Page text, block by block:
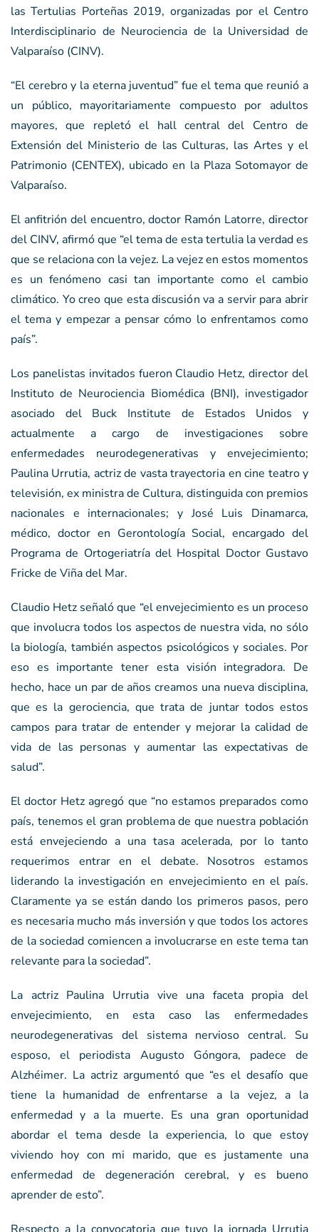
las Tertulias Porteñas 2019, organizadas por el Centro
Interdisciplinario de Neurociencia de la Universidad de
Valparaíso (CINV).
“El cerebro y la eterna juventud” fue el tema que reunió a
un público, mayoritariamente compuesto por adultos
mayores, que repletó el hall central del Centro de
Extensión del Ministerio de las Culturas, las Artes y el
Patrimonio (CENTEX), ubicado en la Plaza Sotomayor de
Valparaíso.
El anfitrión del encuentro, doctor Ramón Latorre, director
del CINV, afirmó que “el tema de esta tertulia la verdad es
que se relaciona con la vejez. La vejez en estos momentos
es un fenómeno casi tan importante como el cambio
climático. Yo creo que esta discusión va a servir para abrir
el tema y empezar a pensar cómo lo enfrentamos como
país”.
Los panelistas invitados fueron Claudio Hetz, director del
Instituto de Neurociencia Biomédica (BNI), investigador
asociado del Buck Institute de Estados Unidos y
actualmente a cargo de investigaciones sobre
enfermedades neurodegenerativas y envejecimiento;
Paulina Urrutia, actriz de vasta trayectoria en cine teatro y
televisión, ex ministra de Cultura, distinguida con premios
nacionales e internacionales; y José Luis Dinamarca,
médico, doctor en Gerontología Social, encargado del
Programa de Ortogeriatría del Hospital Doctor Gustavo
Fricke de Viña del Mar.
Claudio Hetz señaló que “el envejecimiento es un proceso
que involucra todos los aspectos de nuestra vida, no sólo
la biología, también aspectos psicológicos y sociales. Por
eso es importante tener esta visión integradora. De
hecho, hace un par de años creamos una nueva disciplina,
que es la gerociencia, que trata de juntar todos estos
campos para tratar de entender y mejorar la calidad de
vida de las personas y aumentar las expectativas de
salud”.
El doctor Hetz agregó que “no estamos preparados como
país, tenemos el gran problema de que nuestra población
está envejeciendo a una tasa acelerada, por lo tanto
requerimos entrar en el debate. Nosotros estamos
liderando la investigación en envejecimiento en el país.
Claramente ya se están dando los primeros pasos, pero
es necesaria mucho más inversión y que todos los actores
de la sociedad comiencen a involucrarse en este tema tan
relevante para la sociedad”.
La actriz Paulina Urrutia vive una faceta propia del
envejecimiento, en esta caso las enfermedades
neurodegenerativas del sistema nervioso central. Su
esposo, el periodista Augusto Góngora, padece de
Alzhéimer. La actriz argumentó que “es el desafío que
tiene la humanidad de enfrentarse a la vejez, a la
enfermedad y a la muerte. Es una gran oportunidad
abordar el tema desde la experiencia, lo que estoy
viviendo hoy con mi marido, que es justamente una
enfermedad de degeneración cerebral, y es bueno
aprender de esto”.